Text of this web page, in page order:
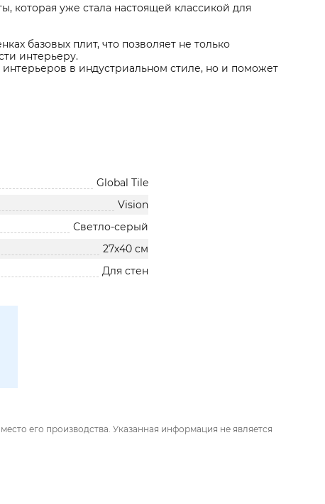
которая уже стала настоящей классикой для
базовых плит, что позволяет не только
интерьеру.
в индустриальном стиле, но и поможет
Global Tile
Vision
Светло-серый
27х40 см
Для стен
его производства. Указанная информация не является